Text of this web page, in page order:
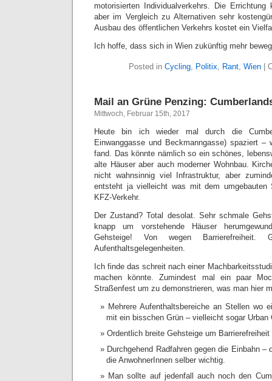
motorisierten Individualverkehrs. Die
aber im Vergleich zu Alternativen sehr
Ausbau des öffentlichen Verkehrs kostet ein
Ich hoffe, dass sich in Wien zukünftig mehr
Posted in Cycling, Politix, Rant, Wien
Mail an Grüne Penzing:
Mittwoch, Februar 15th, 2017
Heute bin ich wieder mal durch die
Einwanggasse und Beckmanngasse) spaziert –
fand. Das könnte nämlich so ein schönes,
alte Häuser aber auch moderner Wohnbau.
nicht wahnsinnig viel Infrastruktur, aber
entsteht ja vielleicht was mit dem umgebauten
KFZ-Verkehr.
Der Zustand? Total desolat. Sehr schmale
knapp um vorstehende Häuser
Gehsteige! Von wegen Barrierefreiheit.
Aufenthaltsgelegenheiten.
Ich finde das schreit nach einer
machen könnte. Zumindest mal ein paar
Straßenfest um zu demonstrieren, was man hier
Mehrere Aufenthaltsbereiche an Stellen wo
mit ein bisschen Grün – vielleicht sogar Urban
Ordentlich breite Gehsteige um
Durchgehend Radfahren gegen die Einbahn
die AnwohnerInnen selber wichtig.
Man sollte auf jedenfall auch noch den